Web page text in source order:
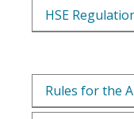
HSE
Rules for the